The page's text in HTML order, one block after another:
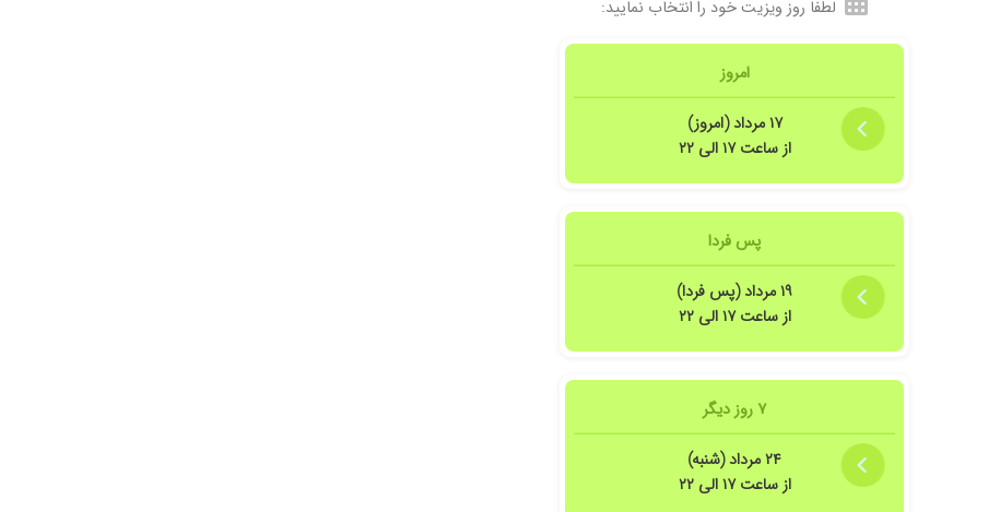
لطفاً روز ویزیت خود را انتخاب نمایید:
امروز
۱۷ مرداد (امروز)
از ساعت ۱۷ الی ۲۲
پس فردا
۱۹ مرداد (پس فردا)
از ساعت ۱۷ الی ۲۲
۷ روز دیگر
۲۴ مرداد (شنبه)
از ساعت ۱۷ الی ۲۲